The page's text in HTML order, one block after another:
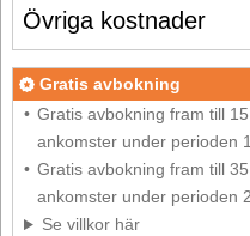
Övriga kostnader
Gratis avbokning
Gratis avbokning fram till
ankomster under perioden
Gratis avbokning fram till
ankomster under perioden
Se villkor här